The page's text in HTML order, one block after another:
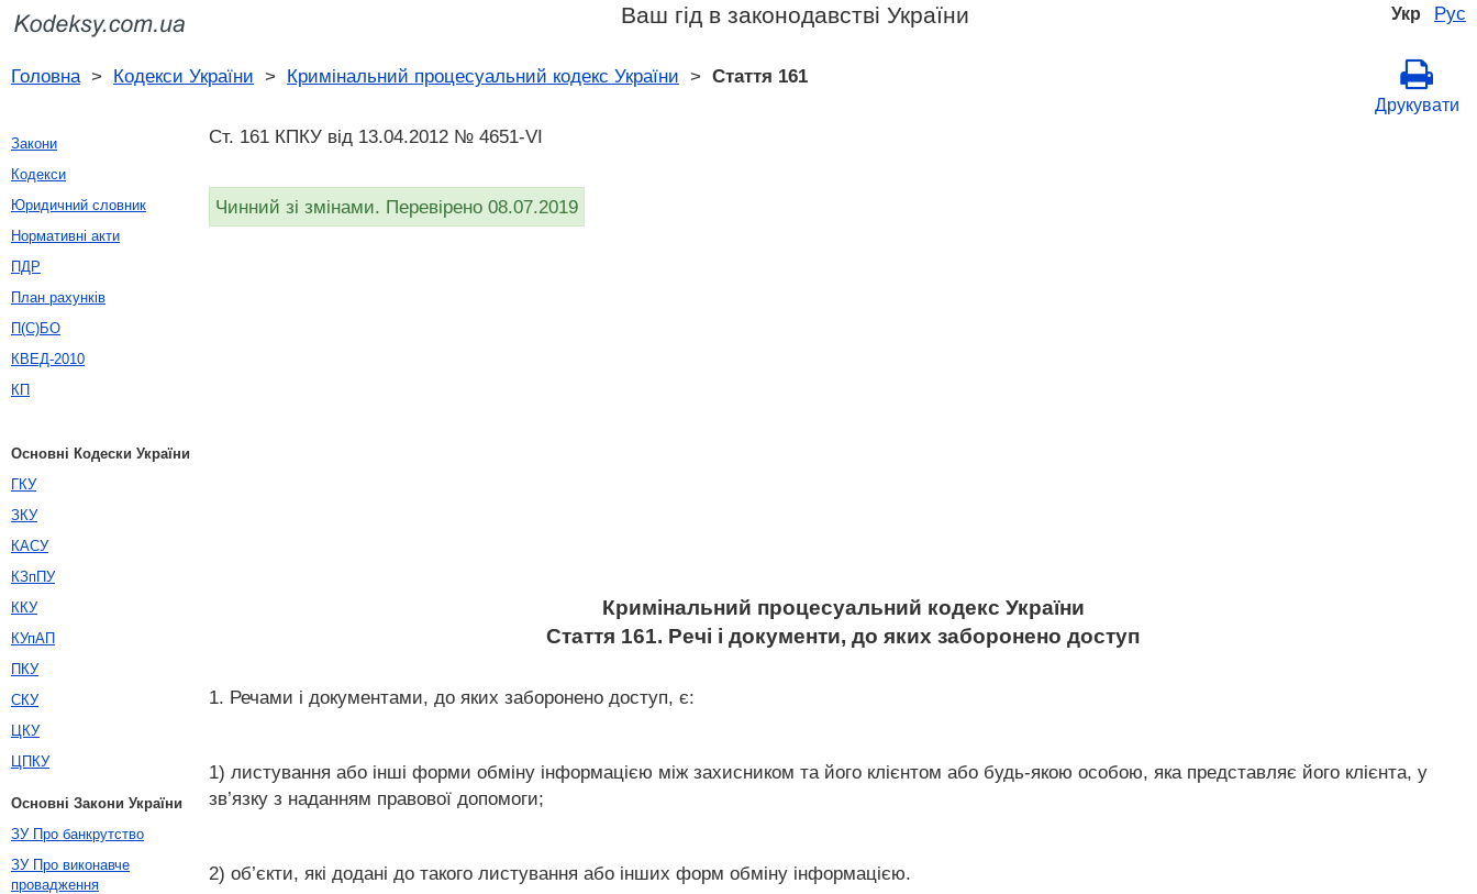
Укр Рус
Ваш гід в законодавстві України
Головна> Кодекси України > Кримінальний процесуальний кодекс України > Стаття 161
Друкувати
Ст. 161 КПКУ від 13.04.2012 № 4651-VI
Чинний зі змінами. Перевірено 08.07.2019
Кримінальний процесуальний кодекс України
Стаття 161. Речі і документи, до яких заборонено доступ
1. Речами і документами, до яких заборонено доступ, є:
1) листування або інші форми обміну інформацією між захисником та його клієнтом або будь-якою особою, яка представляє його клієнта, у
зв’язку з наданням правової допомоги;
2) об’єкти, які додані до такого листування або інших форм обміну інформацією.
Закони
Кодекси
Юридичний словник
Нормативні акти
ПДР
План рахунків
П(С)БО
КВЕД-2010
КП
Основні Кодески України
ГКУ
ЗКУ
КАСУ
КЗпПУ
ККУ
КУпАП
ПКУ
СКУ
ЦКУ
ЦПКУ
Основні Закони України
ЗУ Про банкрутство
ЗУ Про виконавче
провадження